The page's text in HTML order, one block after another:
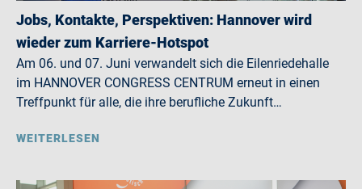
Jobs, Kontakte, Perspektiven: Hannover wird
wieder zum Karriere-Hotspot
Am 06. und 07. Juni verwandelt sich die Eilenriedehalle
im HANNOVER CONGRESS CENTRUM erneut in einen
Treffpunkt für alle, die ihre berufliche Zukunft…
WEITERLESEN